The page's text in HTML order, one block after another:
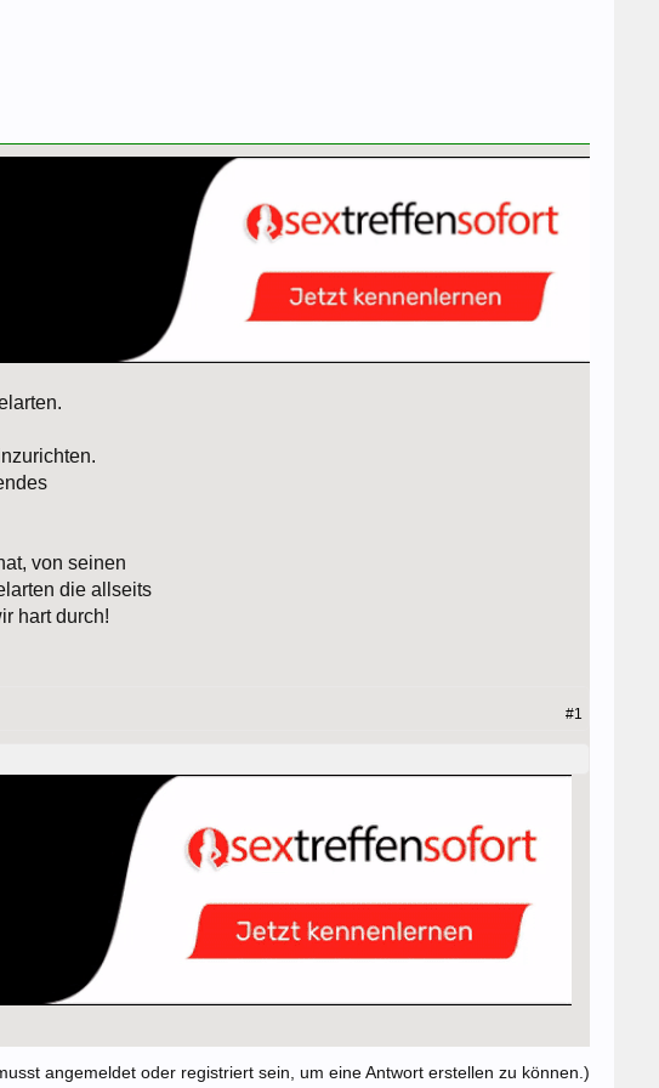
von seinen
die allseits
hart durch!
#1
angemeldet oder registriert sein, um eine Antwort erstellen zu können.)